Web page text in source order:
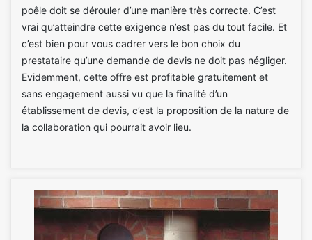
poêle doit se dérouler d’une manière très correcte. C’est
vrai qu’atteindre cette exigence n’est pas du tout facile. Et
c’est bien pour vous cadrer vers le bon choix du
prestataire qu’une demande de devis ne doit pas négliger.
Evidemment, cette offre est profitable gratuitement et
sans engagement aussi vu que la finalité d’un
établissement de devis, c’est la proposition de la nature de
la collaboration qui pourrait avoir lieu.